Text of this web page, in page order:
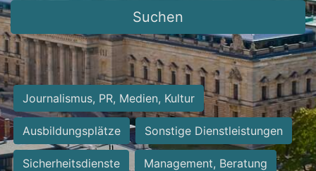
Suchen
Journalismus, PR, Medien, Kultur
Ausbildungsplätze Sonstige Dienstleistungen
Sicherheitsdienste Management, Beratung